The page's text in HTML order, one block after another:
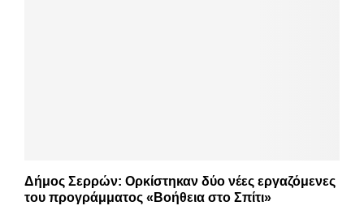
Δήμος Σερρών: Ορκίστηκαν δύο νέες εργαζόμενες
του προγράμματος «Βοήθεια στο Σπίτι»